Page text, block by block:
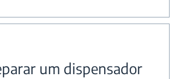
um dispensador